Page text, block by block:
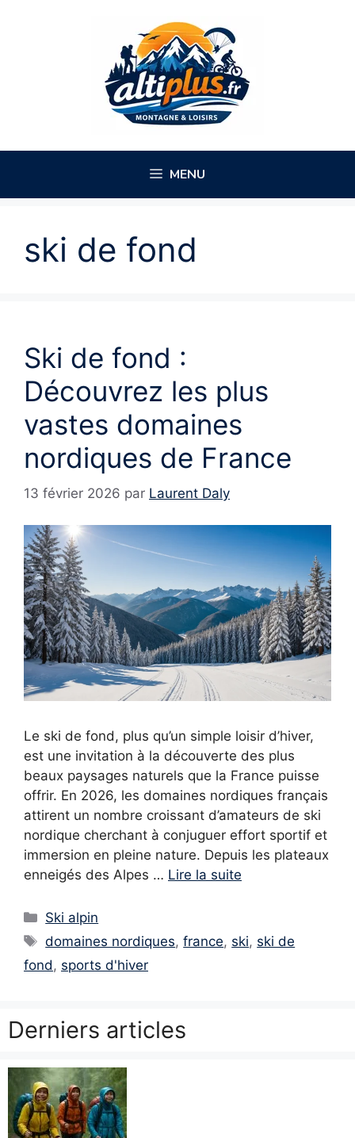
MENU
ski de fond
Ski de fond :
Découvrez les plus
vastes domaines
nordiques de France
13 février 2026 par Laurent Daly
Le ski de fond, plus qu’un simple loisir d’hiver,
est une invitation à la découverte des plus
beaux paysages naturels que la France puisse
offrir. En 2026, les domaines nordiques français
attirent un nombre croissant d’amateurs de ski
nordique cherchant à conjuguer effort sportif et
immersion en pleine nature. Depuis les plateaux
enneigés des Alpes … Lire la suite
Catégories
Ski alpin
Étiquettes
domaines nordiques,france, ski, ski de
fond , sports d'hiver
Derniers articles